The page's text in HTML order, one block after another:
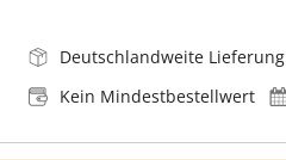
Deutschlandweite Lieferung
Kein Mindestbestellwert